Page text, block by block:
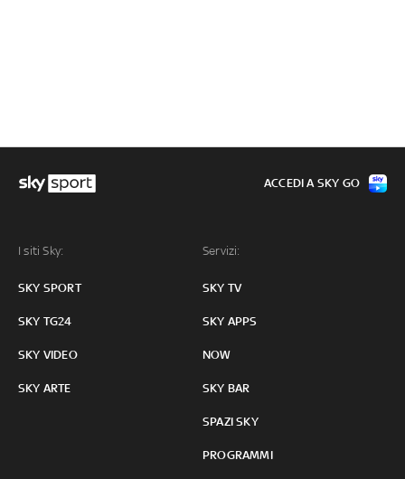
I siti Sky:
SKY SPORT
SKY TG24
SKY VIDEO
SKY ARTE
Servizi:
SKY TV
SKY APPS
NOW
SKY BAR
SPAZI SKY
PROGRAMMI
ACCEDI A SKY GO